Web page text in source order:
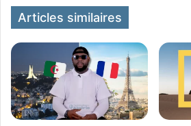
Articles similaires